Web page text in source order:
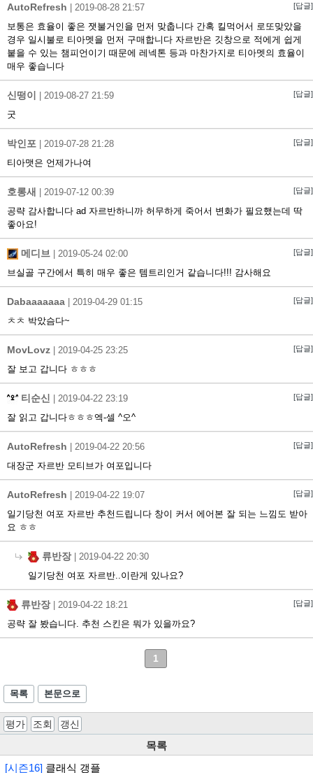
AutoRefresh 2019-08-28 21:57 [답글]
보통은 효율이 좋은 잿불거인을 먼저 맞춥니다 간혹 킬먹어서 로또맞았을
경우 일시불로 티아멧을 먼저 구매합니다 자르반은 깃창으로 적에게 쉽게
붙을 수 있는 챔피언이기 때문에 레넥톤 등과 마찬가지로 티아멧의 효율이
매우 좋습니다
신떵이 2019-08-27 21:59 [답글]
굿
박인포 2019-07-28 21:28 [답글]
티아맷은 언제가나여
호롱새 2019-07-12 00:39 [답글]
공략 감사합니다 ad 자르반하니까 허무하게 죽어서 변화가 필요했는데 딱
좋아요!
메디브 2019-05-24 02:00 [답글]
브실골 구간에서 특히 매우 좋은 템트리인거 같습니다!!! 감사해요
Dabaaaaaaa 2019-04-29 01:15 [답글]
ㅊㅊ 박았슴다~
MovLovz 2019-04-25 23:25 [답글]
잘 보고 갑니다 ㅎㅎㅎ
티순신 2019-04-22 23:19 [답글]
잘 읽고 갑니다ㅎㅎㅎ엑-셀 ^오^
AutoRefresh 2019-04-22 20:56 [답글]
대장군 자르반 모티브가 여포입니다
AutoRefresh 2019-04-22 19:07 [답글]
일기당천 여포 자르반 추천드립니다 창이 커서 에어본 잘 되는 느낌도 받아
요 ㅎㅎ
류반장| 2019-04-22 20:30
일기당천 여포 자르반..이란게 있나요?
류반장| 2019-04-22 18:21 [답글]
공략 잘 봤습니다. 추천 스킨은 뭐가 있을까요?
1
목록 본문으로
평가 조회 갱신
목록
[시즌16] 클래식 갱플